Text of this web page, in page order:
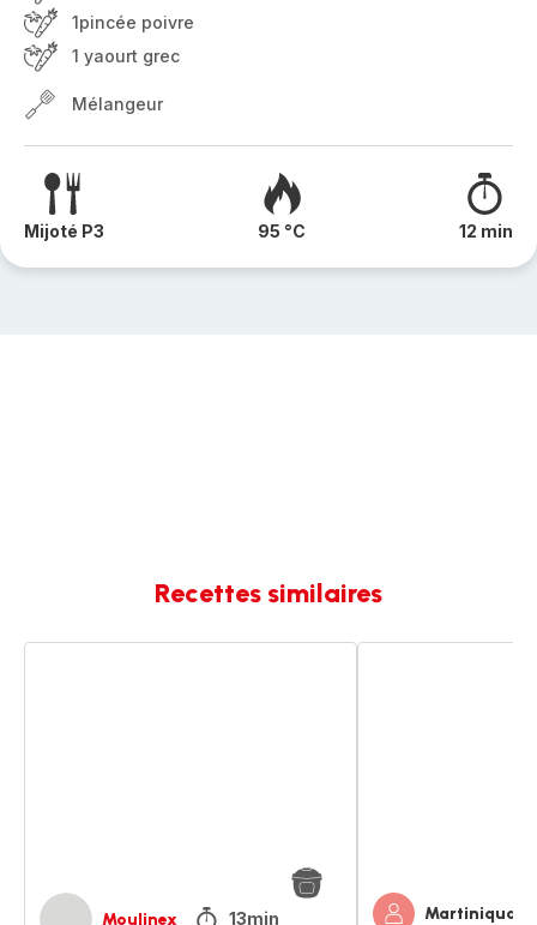
1pincée poivre
1 yaourt grec
Mélangeur
Mijoté P3 95 °C 12 min
Recettes similaires
Moulinex 13min